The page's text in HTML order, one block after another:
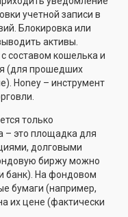
учетной записи в
Блокировка или
активы.
составом кошелька и
(для прошедших
Honey – инструмент
только
– это площадка для
долговыми
биржу можно
банк). На фондовом
бумаги (например,
их цене (фактически